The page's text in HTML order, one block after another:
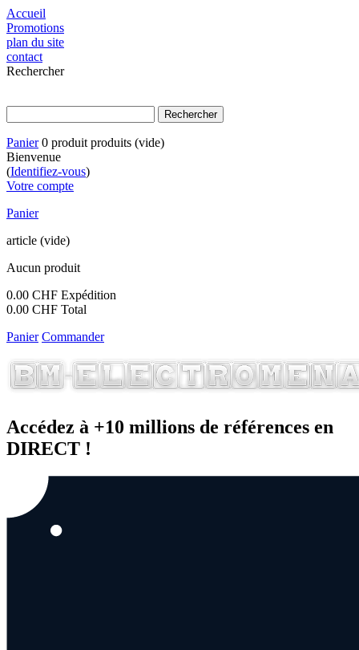
Accueil
Promotions
plan du site
contact
Rechercher
Panier 0 produit produits (vide)
Bienvenue
(Identifiez-vous)
Votre compte
Panier
article (vide)
Aucun produit
0.00 CHF Expédition
0.00 CHF Total
Panier Commander
Accédez à +10 millions de références en
DIRECT !